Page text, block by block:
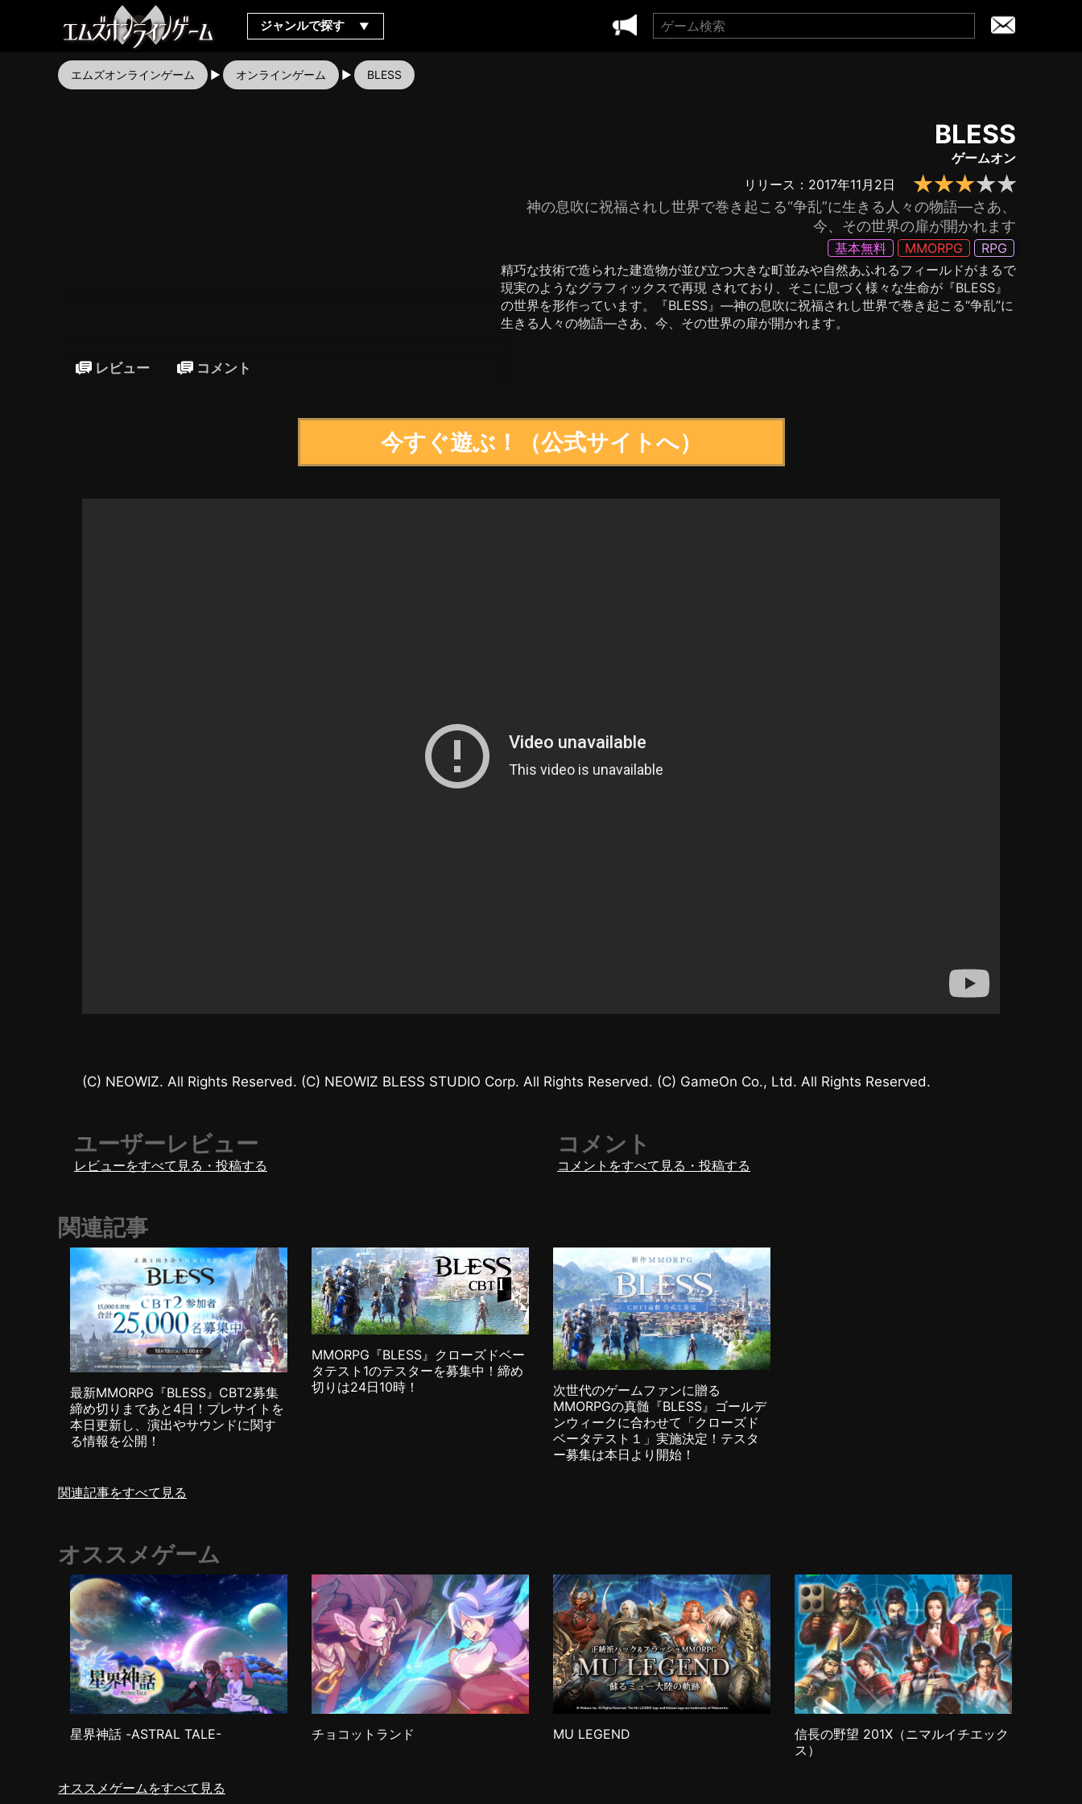
ジャンルで探す
エムズオンラインゲーム オンラインゲーム BLESS
レビュー コメント
BLESS
ゲームオン
★★★★★
リリース：2017年11月2日
神の息吹に祝福されし世界で巻き起こる“争乱”に生きる人々の物語―さあ、
今、その世界の扉が開かれます
基本無料 MMORPG
RPG
精巧な技術で造られた建造物が並び立つ大きな町並みや自然あふれるフィールドがまるで
現実のようなグラフィックスで再現 されており、そこに息づく様々な生命が『BLESS』
の世界を形作っています。『BLESS』―神の息吹に祝福されし世界で巻き起こる“争乱”に
生きる人々の物語―さあ、今、その世界の扉が開かれます。
今すぐ遊ぶ！（公式サイトへ）
(C) NEOWIZ. All Rights Reserved. (C) NEOWIZ BLESS STUDIO Corp. All Rights Reserved. (C) GameOn Co., Ltd. All Rights Reserved.
ユーザーレビュー
レビューをすべて見る・投稿する
コメント
コメントをすべて見る・投稿する
関連記事
最新MMORPG『BLESS』CBT2募集
締め切りまであと4日！プレサイトを
本日更新し、演出やサウンドに関す
る情報を公開！
MMORPG『BLESS』クローズドベー
タテスト1のテスターを募集中！締め
切りは24日10時！
次世代のゲームファンに贈る
MMORPGの真髄『BLESS』ゴールデ
ンウィークに合わせて「クローズド
ベータテスト１」実施決定！テスタ
ー募集は本日より開始！
関連記事をすべて見る
オススメゲーム
星界神話 -ASTRAL TALE- チョコットランド MU LEGEND
信長の野望 201X（ニマルイチエック
ス）
オススメゲームをすべて見る